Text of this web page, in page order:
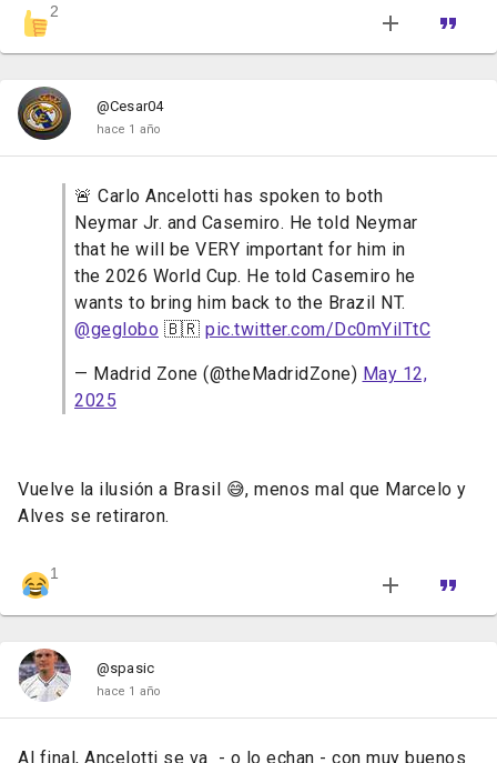
2
@Cesar04
hace 1 año
🚨 Carlo Ancelotti has spoken to both
Neymar Jr. and Casemiro. He told Neymar
that he will be VERY important for him in
the 2026 World Cup. He told Casemiro he
wants to bring him back to the Brazil NT.
@geglobo 🇧🇷 pic.twitter.com/Dc0mYilTtC
— Madrid Zone (@theMadridZone) May 12,
2025
Vuelve la ilusión a Brasil 😅, menos mal que Marcelo y
Alves se retiraron.
1
@spasic
hace 1 año
Al final, Ancelotti se va - o lo echan - con muy buenos